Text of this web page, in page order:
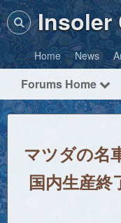
Home News
Forums Home
マツダの名
国内生産